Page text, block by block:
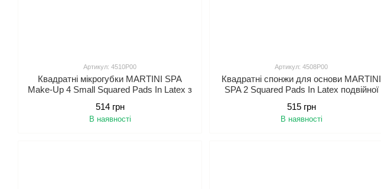
Артикул: 4510P00
Квадратні мікрогубки MARTINI SPA
Make-Up 4 Small Squared Pads In Latex з
514 грн
В наявності
Артикул: 4508P00
Квадратні спонжи для основи MARTINI
SPA 2 Squared Pads In Latex подвійної
515 грн
В наявності